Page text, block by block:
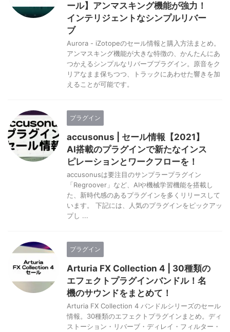
ール】アンマスキング機能が強力！
インテリジェントなシンプルリバー
ブ
Aurora - iZotopeのセール情報と購入方法まとめ。
アンマスキング機能が大きな特徴の、かんたんにあ
つかえるシンプルなリバーブプラグイン。原音をク
リアなまま保ちつつ、トラックにあわせた響きを加
えることが可能です。
プラグイン
accusonus | セール情報【2021】
AI搭載のプラグインで新たなインス
ピレーションとワークフローを！
accusonusは要注目のサンプラープラグイン
「Regroover」など、AIや機械学習機能を搭載し
た、新時代感のあるプラグインを多くリリースして
います。 下記には、人気のプラグインをピックアッ
プし ...
プラグイン
Arturia FX Collection 4 | 30種類の
エフェクトプラグインバンドル！名
機のサウンドをまとめて！
Arturia FX Collection 4 バンドルシリーズのセール
情報。30種類のエフェクトプラグインまとめ。ディ
ストーション・リバーブ・ディレイ・フィルター・